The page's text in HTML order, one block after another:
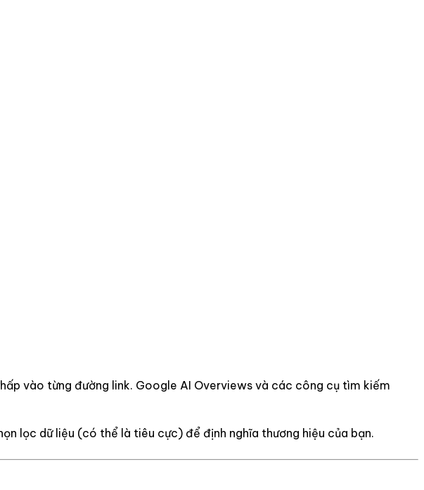
vào từng đường link. Google AI Overviews và các công cụ tìm kiếm
lọc dữ liệu (có thể là tiêu cực) để định nghĩa thương hiệu của bạn.